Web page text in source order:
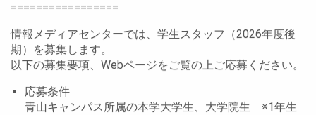
=================
情報メディアセンターでは、学生スタッフ（2026年度後
期）を募集します。
以下の募集要項、Webページをご覧の上ご応募ください。
応募条件
青山キャンパス所属の本学大学生、大学院生 ※1年生